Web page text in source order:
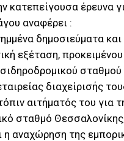
κατεπείγουσα έρευνα
αναφέρει :
δημοσιεύματα
εξέταση,
διαχείρισής
αιτήματός του για
σταθμό
αναχώρηση της